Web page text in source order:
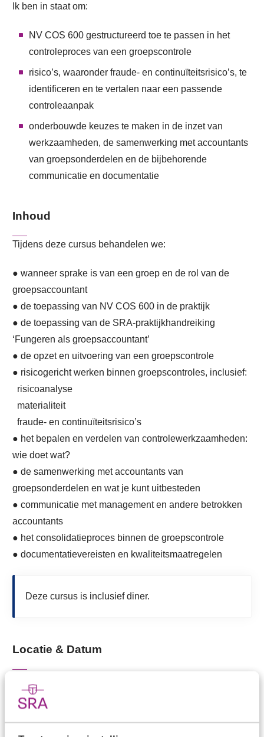
Ik ben in staat om:
NV COS 600 gestructureerd toe te passen in het
controleproces van een groepscontrole
risico’s, waaronder fraude- en continuïteitsrisico’s, te
identificeren en te vertalen naar een passende
controleaanpak
onderbouwde keuzes te maken in de inzet van
werkzaamheden, de samenwerking met accountants
van groepsonderdelen en de bijbehorende
communicatie en documentatie
Inhoud
Tijdens deze cursus behandelen we:
● wanneer sprake is van een groep en de rol van de
groepsaccountant
● de toepassing van NV COS 600 in de praktijk
● de toepassing van de SRA-praktijkhandreiking
‘Fungeren als groepsaccountant’
● de opzet en uitvoering van een groepscontrole
● risicogericht werken binnen groepscontroles, inclusief:
risicoanalyse
materialiteit
fraude- en continuïteitsrisico’s
● het bepalen en verdelen van controlewerkzaamheden:
wie doet wat?
● de samenwerking met accountants van
groepsonderdelen en wat je kunt uitbesteden
● communicatie met management en andere betrokken
accountants
● het consolidatieproces binnen de groepscontrole
● documentatievereisten en kwaliteitsmaatregelen
Deze cursus is inclusief diner.
Locatie & Datum
Maandag 26 oktober 2026 van 13:00 uur tot 19:30 uur
Locatie
Routebeschrijving